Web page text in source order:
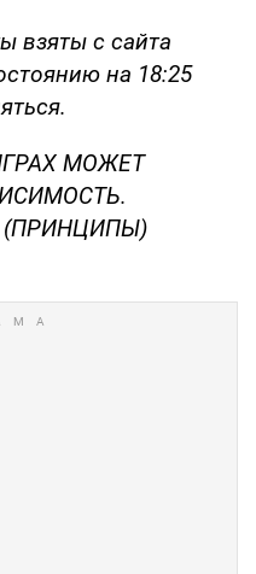
взяты с сайта
на 18:25
МОЖЕТ